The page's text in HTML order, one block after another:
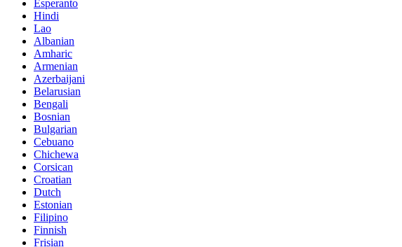
Esperanto
Hindi
Lao
Albanian
Amharic
Armenian
Azerbaijani
Belarusian
Bengali
Bosnian
Bulgarian
Cebuano
Chichewa
Corsican
Croatian
Dutch
Estonian
Filipino
Finnish
Frisian